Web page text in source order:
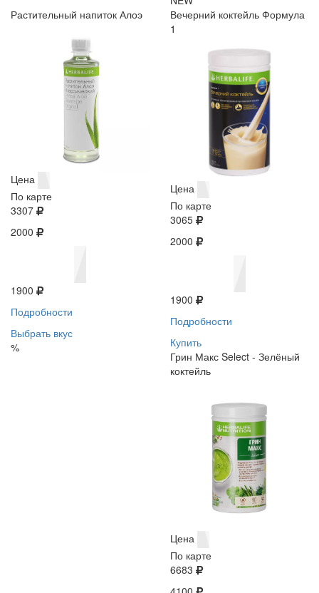
Растительный напиток Алоэ
Цена
По карте
3307
2000
1900
Подробности
Выбрать вкус
%
Вечерний коктейль Формула
1
Цена
По карте
3065
2000
1900
Подробности
Купить
Грин Макс Select - Зелёный
коктейль
Цена
По карте
6683